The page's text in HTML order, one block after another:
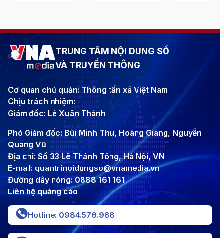
TRUNG TÂM NỘI DUNG SỐ
VÀ TRUYỀN THÔNG
Cơ quan chủ quản: Thông tấn xã Việt Nam
Chịu trách nhiệm:
Giám đốc: Lê Xuân Thành
Phó Giám đốc: Bùi Minh Thu, Hoàng Giang, Nguyễn
Quang Vũ
Địa chỉ: Số 33 Lê Thánh Tông, Hà Nội, VN
E-mail: quantrinoidungso@vnamedia.vn
Đường dây nóng: 0888 161 161
Liên hệ quảng cáo
Hotline: 0984.576.988